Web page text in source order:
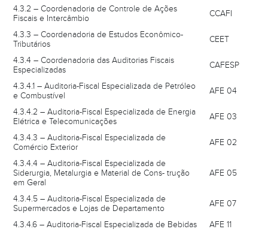
4.3.2 – Coordenadoria de Controle de Ações
Fiscais e Intercâmbio
CCAFI
4.3.3 – Coordenadoria de Estudos Econômico-
Tributários
CEET
4.3.4 – Coordenadoria das Auditorias Fiscais
Especializadas
CAFESP
4.3.4.1 – Auditoria-Fiscal Especializada de Petróleo
e Combustível
AFE 04
4.3.4.2 – Auditoria-Fiscal Especializada de Energia
Elétrica e Telecomunicações
AFE 03
4.3.4.3 – Auditoria-Fiscal Especializada de
Comércio Exterior
AFE 02
4.3.4.4 – Auditoria-Fiscal Especializada de
Siderurgia, Metalurgia e Material de Cons- trução
em Geral
AFE 05
4.3.4.5 – Auditoria-Fiscal Especializada de
Supermercados e Lojas de Departamento
AFE 07
4.3.4.6 – Auditoria-Fiscal Especializada de Bebidas
AFE 11